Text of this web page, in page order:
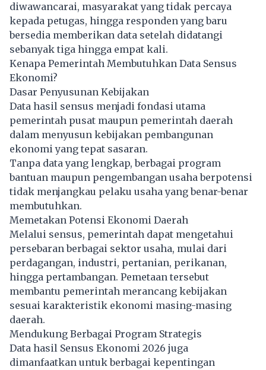
diwawancarai, masyarakat yang tidak percaya
kepada petugas, hingga responden yang baru
bersedia memberikan data setelah didatangi
sebanyak tiga hingga empat kali.
Kenapa Pemerintah Membutuhkan Data Sensus
Ekonomi?
Dasar Penyusunan Kebijakan
Data hasil sensus menjadi fondasi utama
pemerintah pusat maupun pemerintah daerah
dalam menyusun kebijakan pembangunan
ekonomi yang tepat sasaran.
Tanpa data yang lengkap, berbagai program
bantuan maupun pengembangan usaha berpotensi
tidak menjangkau pelaku usaha yang benar-benar
membutuhkan.
Memetakan Potensi Ekonomi Daerah
Melalui sensus, pemerintah dapat mengetahui
persebaran berbagai sektor usaha, mulai dari
perdagangan, industri, pertanian, perikanan,
hingga pertambangan. Pemetaan tersebut
membantu pemerintah merancang kebijakan
sesuai karakteristik ekonomi masing-masing
daerah.
Mendukung Berbagai Program Strategis
Data hasil Sensus Ekonomi 2026 juga
dimanfaatkan untuk berbagai kepentingan